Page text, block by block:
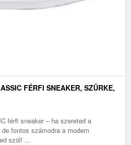
FÉRFI SNEAKER, SZÜRKE,
férfi sneaker – ha szereted a
fontos számodra a modern
szól! ...